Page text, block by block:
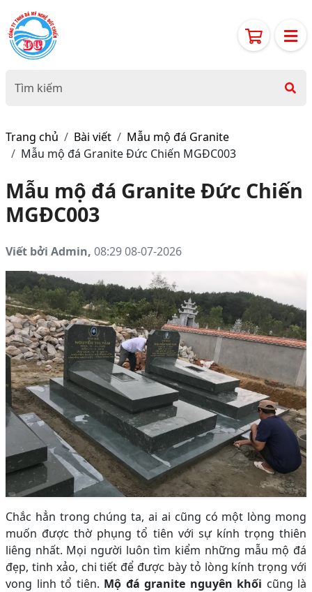
Trang chủ Bài viết
Mẫu mộ đá Granite
Mẫu mộ đá Granite Đức Chiến MGĐC003
Mẫu mộ đá Granite Đức Chiến
MGĐC003
Viết bởi Admin, 08:29 08-07-2026
Chắc hẳn trong chúng ta, ai ai cũng có một lòng mong
muốn được thờ phụng tổ tiên với sự kính trọng thiên
liêng nhất. Mọi người luôn tìm kiểm những mẫu mộ đá
đẹp, tinh xảo, chi tiết để được bày tỏ lòng kính trọng với
vong linh tổ tiên. Mộ đá granite nguyên khối cũng là